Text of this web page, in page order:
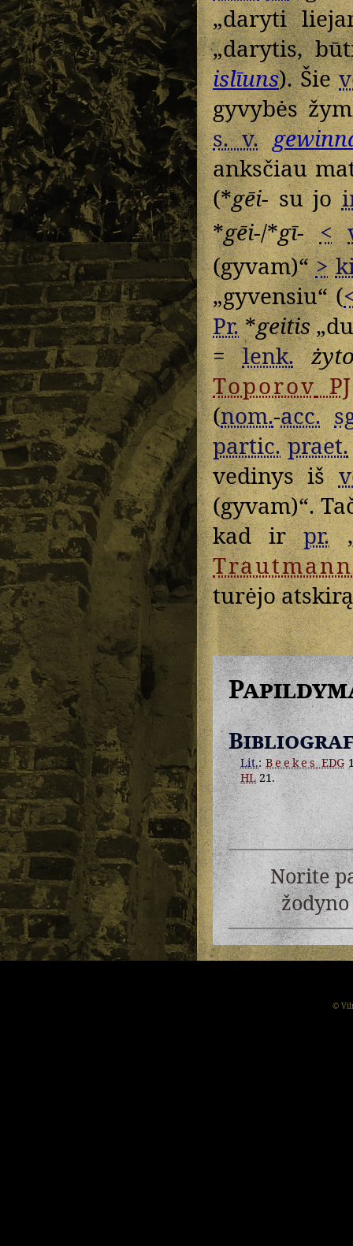
„daryti
„darytis,
islīuns). Šie
gyvybės
s. v.
anksčiau
(*gēi-su jo
*gēi-/*gī- <
(gyvam)“>
„gyvensiu“ (
Pr.*geitis
=lenk.
ToporovPJ
(nom.-acc.
partic. praet.
vedinys iš
(gyvam)“.
kad irpr.
Trautmann
turėjo
Lit.:BeekesEDG
HL21.
Norite
©